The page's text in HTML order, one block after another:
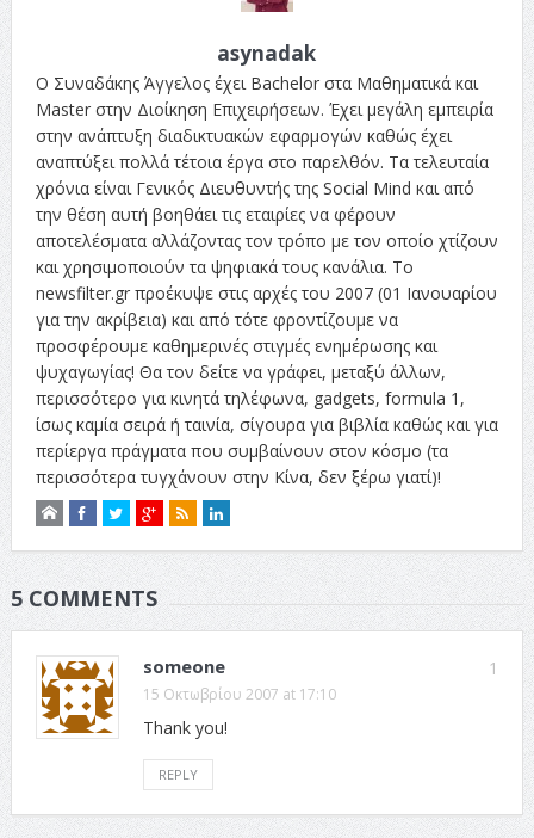
asynadak
Ο Συναδάκης Άγγελος έχει Bachelor στα Μαθηματικά και
Master στην Διοίκηση Επιχειρήσεων. Έχει μεγάλη εμπειρία
στην ανάπτυξη διαδικτυακών εφαρμογών καθώς έχει
αναπτύξει πολλά τέτοια έργα στο παρελθόν. Τα τελευταία
χρόνια είναι Γενικός Διευθυντής της Social Mind και από
την θέση αυτή βοηθάει τις εταιρίες να φέρουν
αποτελέσματα αλλάζοντας τον τρόπο με τον οποίο χτίζουν
και χρησιμοποιούν τα ψηφιακά τους κανάλια. Το
newsfilter.gr προέκυψε στις αρχές του 2007 (01 Ιανουαρίου
για την ακρίβεια) και από τότε φροντίζουμε να
προσφέρουμε καθημερινές στιγμές ενημέρωσης και
ψυχαγωγίας! Θα τον δείτε να γράφει, μεταξύ άλλων,
περισσότερο για κινητά τηλέφωνα, gadgets, formula 1,
ίσως καμία σειρά ή ταινία, σίγουρα για βιβλία καθώς και για
περίεργα πράγματα που συμβαίνουν στον κόσμο (τα
περισσότερα τυγχάνουν στην Κίνα, δεν ξέρω γιατί)!
5 COMMENTS
1
someone
15 Οκτωβρίου 2007 at 17:10
Thank you!
REPLY